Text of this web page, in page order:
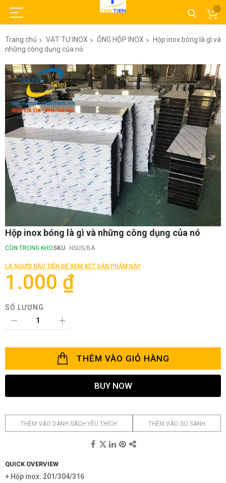
Trang chủ VẬT TƯ INOX ỐNG HỘP INOX
Hộp inox bóng là gì và
những công dụng của nó
Chuyển
đến
phần
đầu
của
thư
viện
hình
ảnh
Chuyển
đến
phần
của
thư
hình
Hộp inox bóng là gì và những công dụng của nó
CÒN TRONG KHOSKU HSUS/BA
LÀ NGƯỜI ĐẦU TIÊN ĐỂ XEM XÉT SẢN PHẨM NÀY
1.000 ₫
SỐ LƯỢNG
THÊM VÀO GIỎ HÀNG
BUY NOW
THÊM VÀO DANH SÁCH YÊU THÍCH THÊM VÀO SO SÁNH
QUICK OVERVIEW
+ Hộp inox: 201/304/316